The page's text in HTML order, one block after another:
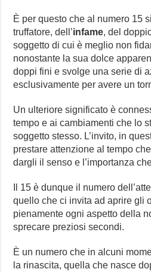
È per questo che al numero 15
truffatore, dell’infame, del
soggetto di cui è meglio non
nonostante la sua dolce
doppi fini e svolge una serie di
esclusivamente per avere un
Un ulteriore significato è
tempo e ai cambiamenti che lo
soggetto stesso. L’invito, in
prestare attenzione al tempo
dargli il senso e l’importanza
Il 15 è dunque il numero
quello che ci invita ad aprire gli
pienamente ogni aspetto della
sprecare preziosi secondi.
È un numero che in alcuni
la rinascita, quella che nasce